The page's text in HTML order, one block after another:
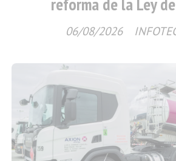
06/08/2026